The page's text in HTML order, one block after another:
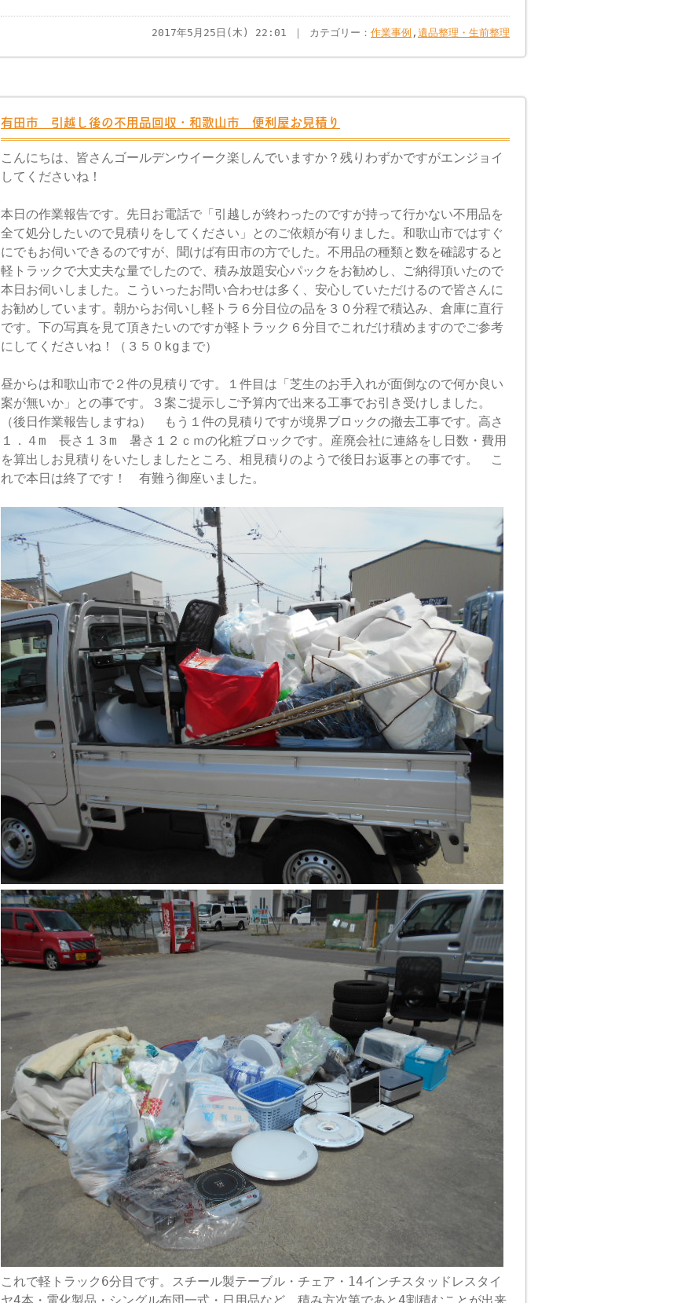
2017年5月25日(木) 22:01 ｜ カテゴリー： 作業事例 , 遺品整理・生前整理
有田市 引越し後の不用品回収・和歌山市 便利屋お見積り
こんにちは、皆さんゴールデンウイーク楽しんでいますか？残りわずかですがエンジョイ
してくださいね！
本日の作業報告です。先日お電話で「引越しが終わったのですが持って行かない不用品を
全て処分したいので見積りをしてください」とのご依頼が有りました。和歌山市ではすぐ
にでもお伺いできるのですが、聞けば有田市の方でした。不用品の種類と数を確認すると
軽トラックで大丈夫な量でしたので、積み放題安心パックをお勧めし、ご納得頂いたので
本日お伺いしました。こういったお問い合わせは多く、安心していただけるので皆さんに
お勧めしています。朝からお伺いし軽トラ６分目位の品を３０分程で積込み、倉庫に直行
です。下の写真を見て頂きたいのですが軽トラック６分目でこれだけ積めますのでご参考
にしてくださいね！（３５０kgまで）
昼からは和歌山市で２件の見積りです。１件目は「芝生のお手入れが面倒なので何か良い
案が無いか」との事です。３案ご提示しご予算内で出来る工事でお引き受けしました。
（後日作業報告しますね） もう１件の見積りですが境界ブロックの撤去工事です。高さ
１．４m 長さ１３m 暑さ１２ｃｍの化粧ブロックです。産廃会社に連絡をし日数・費用
を算出しお見積りをいたしましたところ、相見積りのようで後日お返事との事です。 こ
れで本日は終了です！ 有難う御座いました。
これで軽トラック6分目です。スチール製テーブル・チェア・14インチスタッドレスタイ